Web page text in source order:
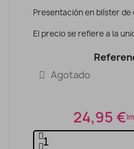
Presentación en blíster de
El precio se refiere a la
Agotado
24,95 €